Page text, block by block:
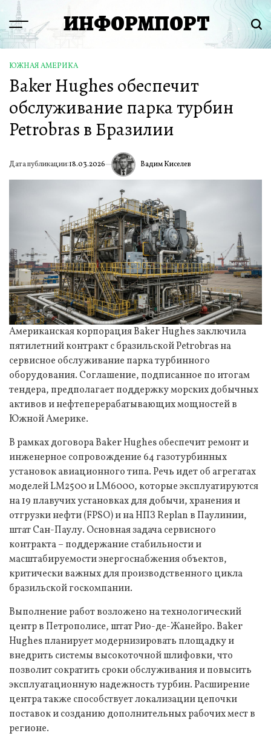
Перейти
содержимому
Menu ИНФОРМПОРТ
ОПУБЛИКОВАНО
В
ЮЖНАЯ АМЕРИКА
Baker Hughes обеспечит
обслуживание парка турбин
Petrobras в Бразилии
Дата публикации:18.03.2026 ИА Вадим Киселев
Американская корпорация Baker Hughes заключила
пятилетний контракт с бразильской Petrobras на
сервисное обслуживание парка турбинного
оборудования. Соглашение, подписанное по итогам
тендера, предполагает поддержку морских добычных
активов и нефтеперерабатывающих мощностей в
Южной Америке.
В рамках договора Baker Hughes обеспечит ремонт и
инженерное сопровождение 64 газотурбинных
установок авиационного типа. Речь идет об агрегатах
моделей LM2500 и LM6000, которые эксплуатируются
на 19 плавучих установках для добычи, хранения и
отгрузки нефти (FPSO) и на НПЗ Replan в Паулинии,
штат Сан-Паулу. Основная задача сервисного
контракта – поддержание стабильности и
масштабируемости энергоснабжения объектов,
критически важных для производственного цикла
бразильской госкомпании.
Выполнение работ возложено на технологический
центр в Петрополисе, штат Рио-де-Жанейро. Baker
Hughes планирует модернизировать площадку и
внедрить системы высокоточной шлифовки, что
позволит сократить сроки обслуживания и повысить
эксплуатационную надежность турбин. Расширение
центра также способствует локализации цепочки
поставок и созданию дополнительных рабочих мест в
регионе.